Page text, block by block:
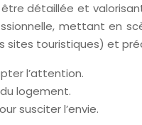
détaillée et
mettant en
sites touristiques) et
l’attention.
logement.
susciter l’envie.